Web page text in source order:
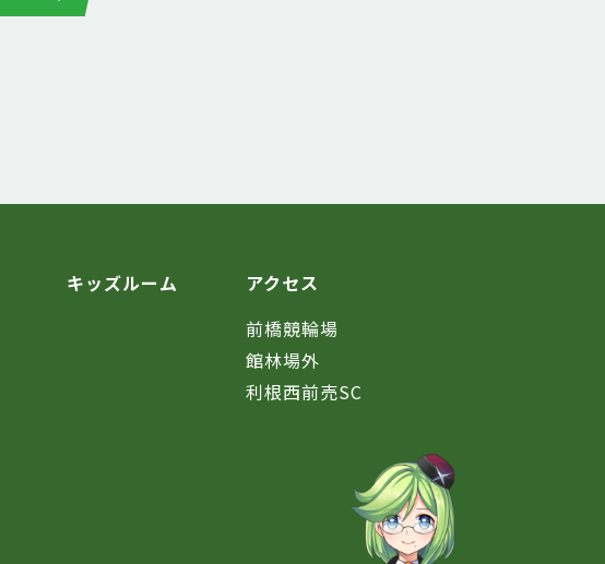
キッズルーム
アクセス
前橋競輪場
館林場外
利根西前売SC